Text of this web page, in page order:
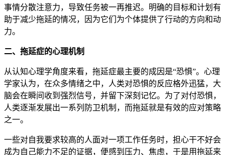
事情分散注意力，导致任务被一再推迟。明确的目标和计划有
助于减少拖延的情况，因为它们为个体提供了行动的方向和动
力。
二、拖延症的心理机制
从认知心理学角度来看，拖延症最主要的成因是“恐惧”。心理
学家认为，在众多情绪之中，人类对恐惧的反应格外迅猛，大
脑会在瞬间收到强烈信号，并留下深刻记忆。为了对付恐惧，
人类逐渐发展出一系列防卫机制，而拖延就是有效的应对策略
之一。
一些对自我要求较高的人面对一项工作任务时，担心干不好会
成为自己能力不足的证据，便感到压力、焦虑，于是用拖延来